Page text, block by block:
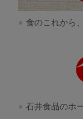
食のこれから
石井食品のホ